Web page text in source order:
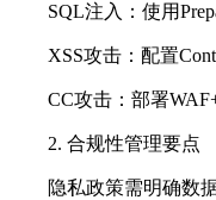
SQL注入：使用
XSS攻击：配置
CC攻击：部署WAF+
2. 合规性管理要点
隐私政策需明确数据